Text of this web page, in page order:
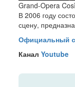
Grand-Opera
В 2006 году
сцену,
Официальный
Канал Youtube